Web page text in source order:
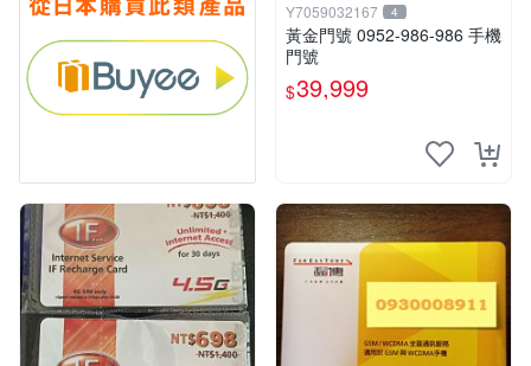
Y7059032167 4
黃金門號 0952-986-986 手機
門號
$39,999